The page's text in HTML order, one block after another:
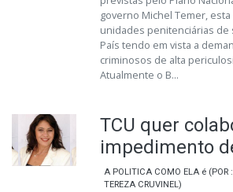
governo Michel Temer,
unidades penitenciárias de
País tendo em vista a
criminosos de alta
Atualmente o B...
TCU quer
impedimento
A POLITICA COMO ELA é (POR :
TEREZA CRUVINEL)